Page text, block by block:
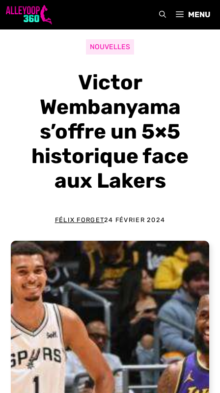
Aller
MENU
NOUVELLES
Victor
Wembanyama
s’offre un 5×5
historique face
aux Lakers
FÉLIX FORGET24 FÉVRIER 2024